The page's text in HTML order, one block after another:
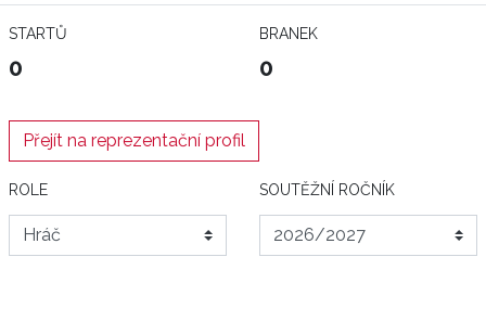
STARTŮ
0
BRANEK
0
Přejít na reprezentační profil
ROLE SOUTĚŽNÍ ROČNÍK